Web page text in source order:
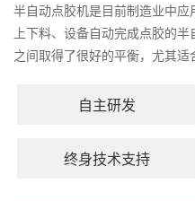
半自动点胶机是目前制造业中
上下料、设备自动完成点胶的
之间取得了很好的平衡，尤其
自主研发
终身技术支持